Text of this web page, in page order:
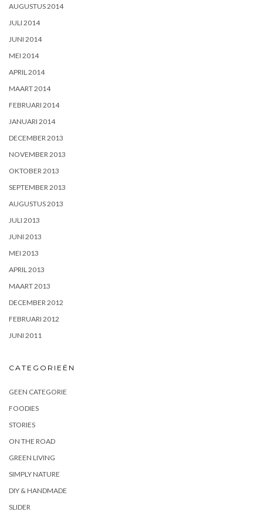
AUGUSTUS 2014
JULI 2014
JUNI 2014
MEI 2014
APRIL 2014
MAART 2014
FEBRUARI 2014
JANUARI 2014
DECEMBER 2013
NOVEMBER 2013
OKTOBER 2013
SEPTEMBER 2013
AUGUSTUS 2013
JULI 2013
JUNI 2013
MEI 2013
APRIL 2013
MAART 2013
DECEMBER 2012
FEBRUARI 2012
JUNI 2011
CATEGORIEËN
GEEN CATEGORIE
FOODIES
STORIES
ON THE ROAD
GREEN LIVING
SIMPLY NATURE
DIY & HANDMADE
SLIDER